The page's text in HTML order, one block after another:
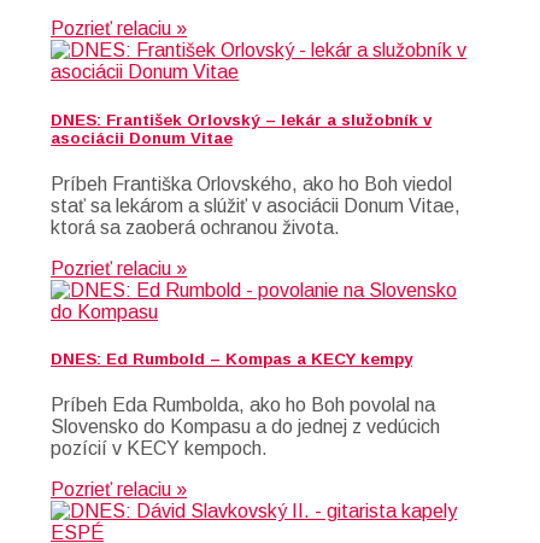
Pozrieť relaciu »
DNES: František Orlovský – lekár a služobník v
asociácii Donum Vitae
Príbeh Františka Orlovského, ako ho Boh viedol
stať sa lekárom a slúžiť v asociácii Donum Vitae,
ktorá sa zaoberá ochranou života.
Pozrieť relaciu »
DNES: Ed Rumbold – Kompas a KECY kempy
Príbeh Eda Rumbolda, ako ho Boh povolal na
Slovensko do Kompasu a do jednej z vedúcich
pozícií v KECY kempoch.
Pozrieť relaciu »